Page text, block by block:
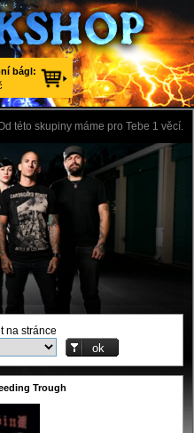
Seznam skupin
bágl:
této skupiny máme pro Tebe 1 věcí.
na stránce
Trough